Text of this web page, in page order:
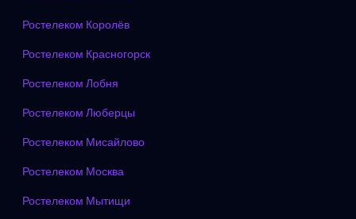
Ростелеком Королёв
Ростелеком Красногорск
Ростелеком Лобня
Ростелеком Люберцы
Ростелеком Мисайлово
Ростелеком Москва
Ростелеком Мытищи